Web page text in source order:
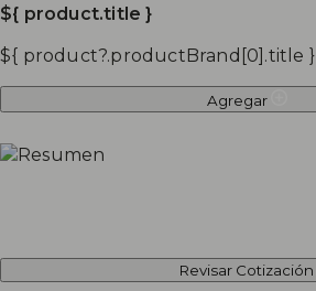
${ product.title }
${ product?.productBrand[0].title }
Agregar
Revisar Cotización